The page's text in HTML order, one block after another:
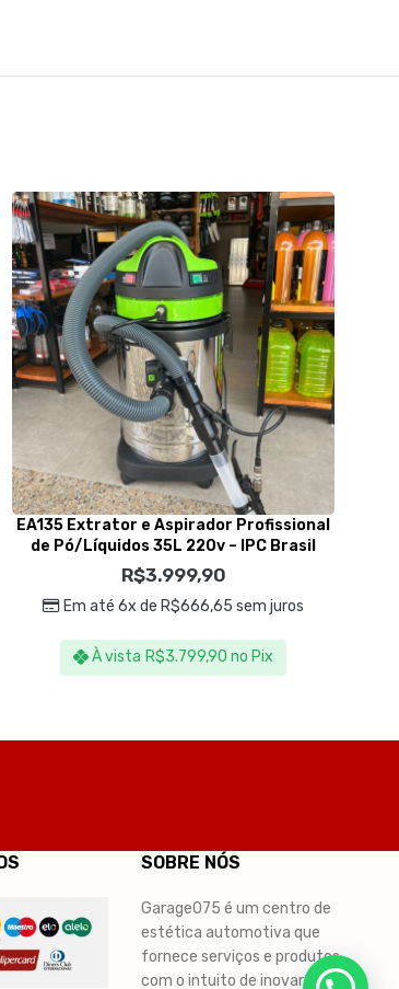
EA135 Extrator e Aspirador Profissional
de Pó/Líquidos 35L 220v – IPC Brasil
R$3.999,90
Em até 6x de R$666,65 sem juros
À vista R$3.799,90 no Pix
SOBRE NÓS
Garage075 é um centro de
estética automotiva que
fornece serviços e produtos,
com o intuito de inovar e